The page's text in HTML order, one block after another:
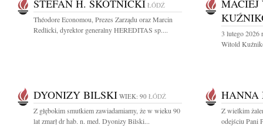
STEFAN H. SKOTNICKI ŁÓDŹ
Théodore Economou, Prezes Zarządu oraz Marcin
Redlicki, dyrektor generalny HEREDITAS sp....
MACIEJ
3 lutego 2026
Witold
DYONIZY BILSKI WIEK: 90 ŁÓDŹ
Z głębokim smutkiem zawiadamiamy, że w wieku 90
lat zmarł dr hab. n. med. Dyonizy Bilski...
Z wielkim
odejściu Pani